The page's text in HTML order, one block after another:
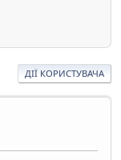
ДІЇ КОРИСТУВАЧА